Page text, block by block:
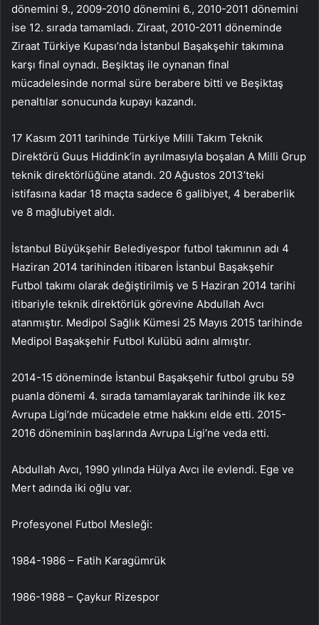
dönemini 9., 2009-2010 dönemini 6., 2010-2011 dönemini
ise 12. sırada tamamladı. Ziraat, 2010-2011 döneminde
Ziraat Türkiye Kupası’nda İstanbul Başakşehir takımına
karşı final oynadı. Beşiktaş ile oynanan final
mücadelesinde normal süre berabere bitti ve Beşiktaş
penaltılar sonucunda kupayı kazandı.
17 Kasım 2011 tarihinde Türkiye Milli Takım Teknik
Direktörü Guus Hiddink’in ayrılmasıyla boşalan A Milli Grup
teknik direktörlüğüne atandı. 20 Ağustos 2013’teki
istifasına kadar 18 maçta sadece 6 galibiyet, 4 beraberlik
ve 8 mağlubiyet aldı.
İstanbul Büyükşehir Belediyespor futbol takımının adı 4
Haziran 2014 tarihinden itibaren İstanbul Başakşehir
Futbol takımı olarak değiştirilmiş ve 5 Haziran 2014 tarihi
itibariyle teknik direktörlük görevine Abdullah Avcı
atanmıştır. Medipol Sağlık Kümesi 25 Mayıs 2015 tarihinde
Medipol Başakşehir Futbol Kulübü adını almıştır.
2014-15 döneminde İstanbul Başakşehir futbol grubu 59
puanla dönemi 4. sırada tamamlayarak tarihinde ilk kez
Avrupa Ligi’nde mücadele etme hakkını elde etti. 2015-
2016 döneminin başlarında Avrupa Ligi’ne veda etti.
Abdullah Avcı, 1990 yılında Hülya Avcı ile evlendi. Ege ve
Mert adında iki oğlu var.
Profesyonel Futbol Mesleği:
1984-1986 – Fatih Karagümrük
1986-1988 – Çaykur Rizespor